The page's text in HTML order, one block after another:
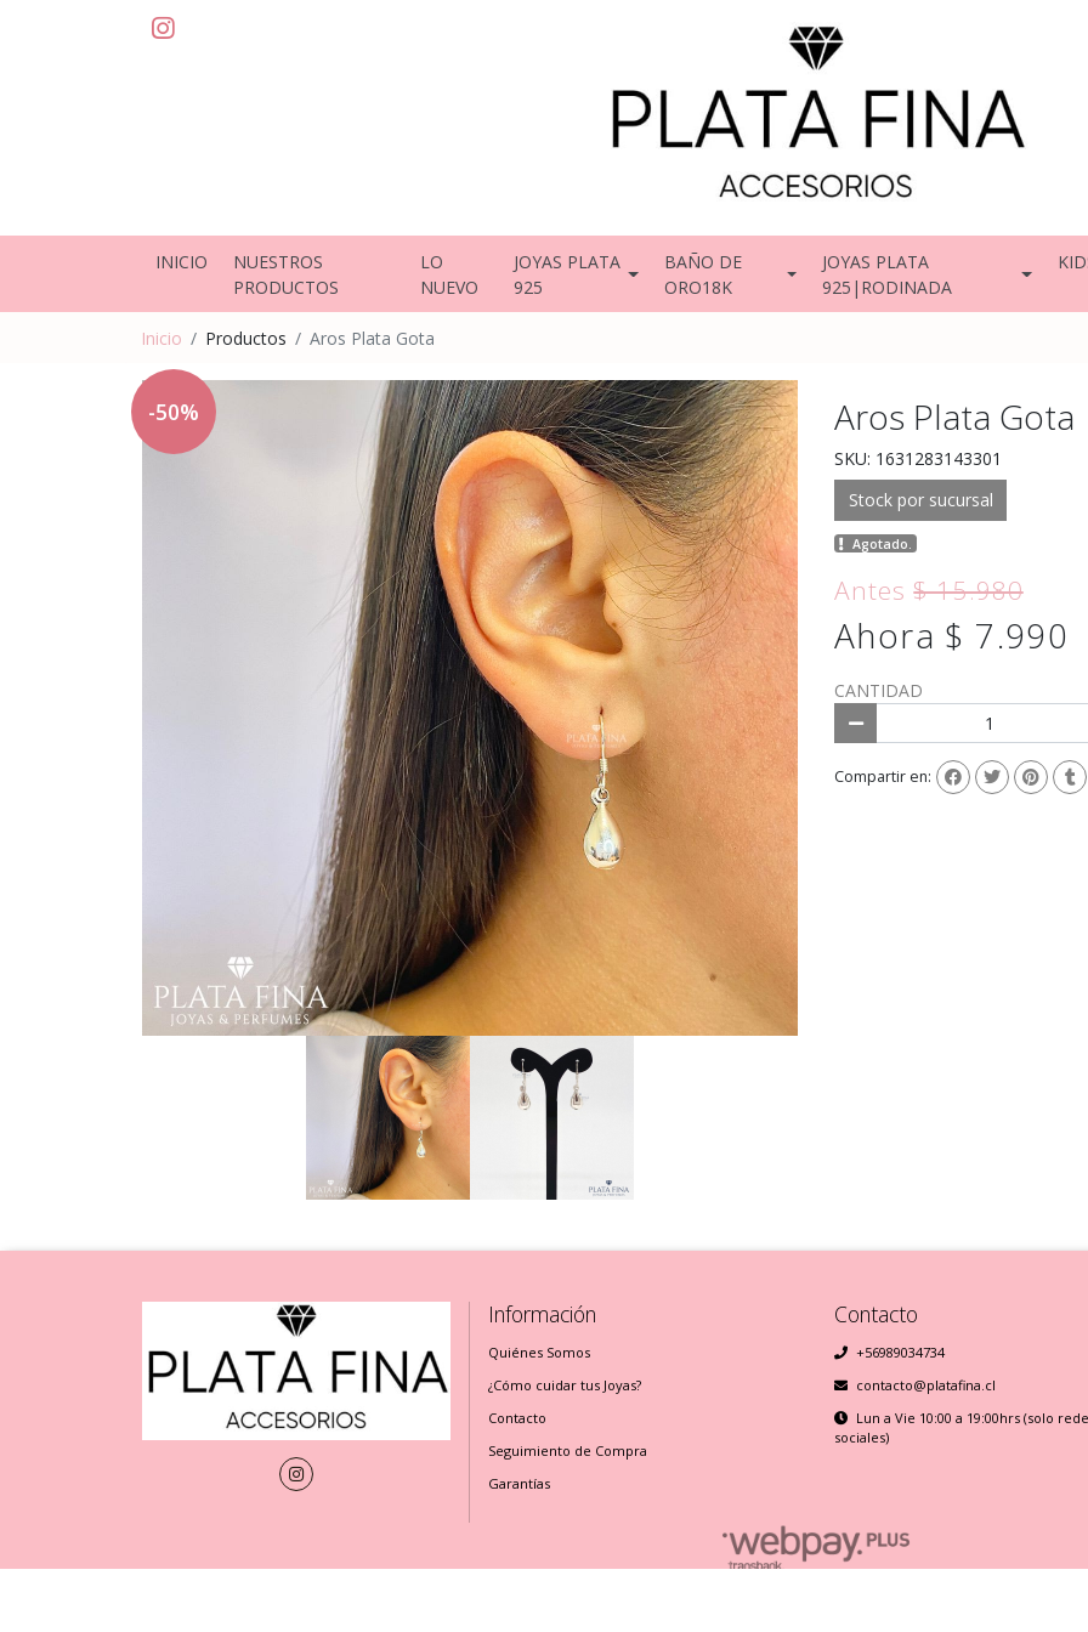
INICIO
NUESTROS
PRODUCTOS
LO
NUEVO
JOYAS PLATA
925
BAÑO DE
ORO18K
JOYAS PLATA
925|RODINADA
Inicio Productos Aros Plata Gota
-50% Aros Plata Gota
SKU: 1631283143301
Stock por sucursal
Agotado.
Antes$ 15.980
Ahora $ 7.990
CANTIDAD
Compartir en:
Información
Quiénes Somos
¿Cómo cuidar tus Joyas?
Contacto
Seguimiento de Compra
Garantías
Contacto
+56989034734
contacto@platafina.cl
Lun a Vie 10:00 a 19:00hrs (solo
sociales)